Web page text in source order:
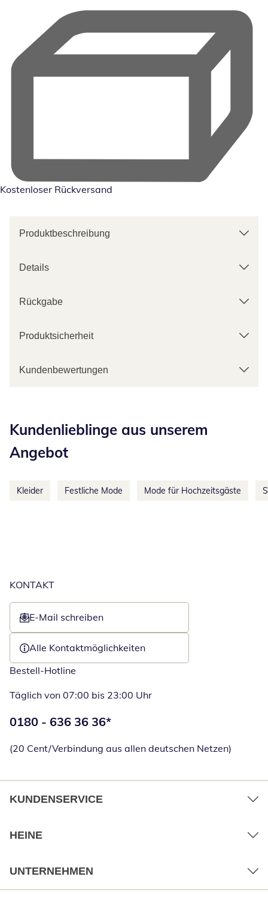
Kostenloser Rückversand
Produktbeschreibung
Details
Rückgabe
Produktsicherheit
Kundenbewertungen
Kundenlieblinge aus unserem
Angebot
Kleider Festliche Mode Mode für Hochzeitsgäste
KONTAKT
E-Mail schreiben
Öffnet E-Mail-Client
Alle Kontaktmöglichkeiten
Bestell-Hotline
Täglich von 07:00 bis 23:00 Uhr
Telefonnummer:
0180 - 636 36 36*
(20 Cent/Verbindung aus allen deutschen Netzen)
KUNDENSERVICE
HEINE
UNTERNEHMEN